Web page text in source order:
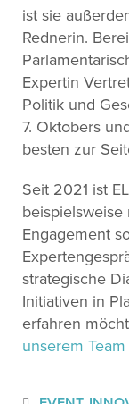
ist sie
Rednerin.
Expertin
Politik und
7. Oktobers
besten zur
Seit 2021 ist
beispielsweise
Engagement
strategische
Initiativen in
erfahren
unserem Team